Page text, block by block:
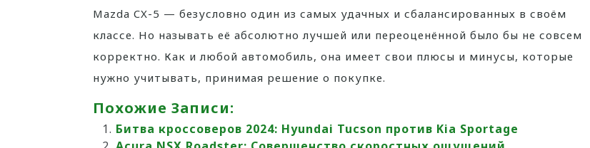
Mazda CX-5 — безусловно один из самых удачных и сбалансированных в своём
классе. Но называть её абсолютно лучшей или переоценённой было бы не совсем
корректно. Как и любой автомобиль, она имеет свои плюсы и минусы, которые
нужно учитывать, принимая решение о покупке.
Похожие Записи:
Битва кроссоверов 2024: Hyundai Tucson против Kia Sportage